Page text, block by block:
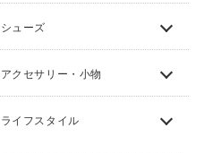
シューズ
アクセサリー・小物
ライフスタイル